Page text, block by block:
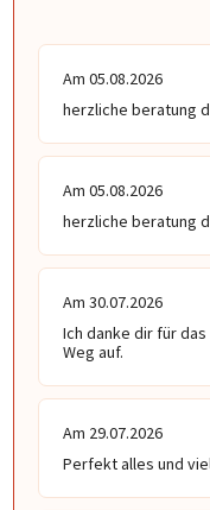
Am 05.08.2026
herzliche beratung
Am 05.08.2026
herzliche beratung
Am 30.07.2026
Ich danke dir für
Weg auf.
Am 29.07.2026
Perfekt alles und